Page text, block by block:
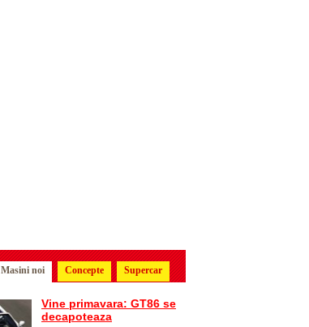
Masini noi Concepte Supercar
Vine primavara: GT86 se
decapoteaza